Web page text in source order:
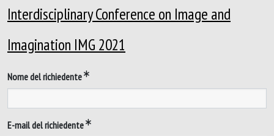
Interdisciplinary Conference on Image and
Imagination IMG 2021
Nome del richiedente
E-mail del richiedente